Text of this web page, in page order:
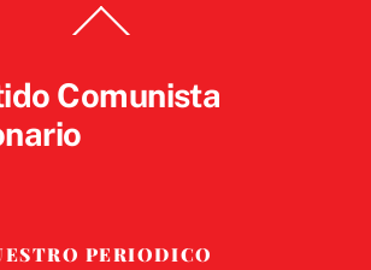
To
Comunista
PERIODICO